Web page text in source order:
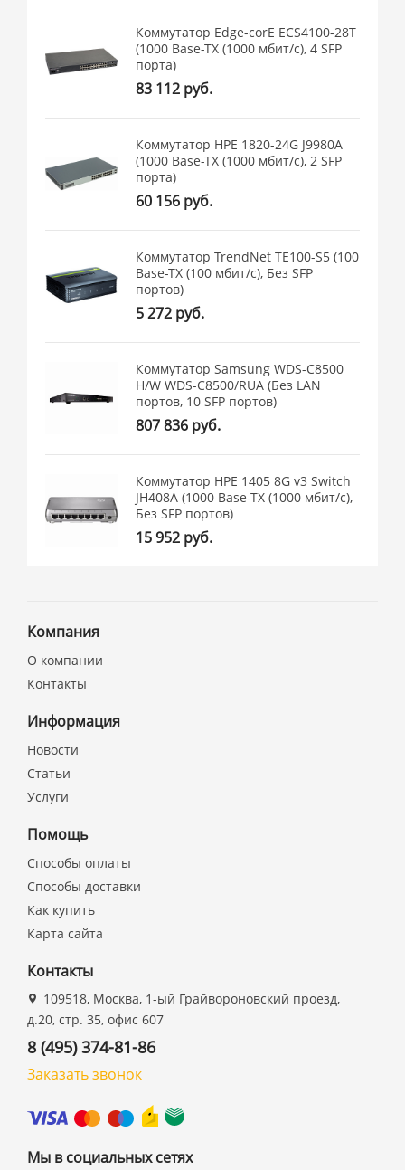
Коммутатор Edge-corE ECS4100-28T
(1000 Base-TX (1000 мбит/с), 4 SFP
порта)
83 112 руб.
Коммутатор HPE 1820-24G J9980A
(1000 Base-TX (1000 мбит/с), 2 SFP
порта)
60 156 руб.
Коммутатор TrendNet TE100-S5 (100
Base-TX (100 мбит/с), Без SFP
портов)
5 272 руб.
Коммутатор Samsung WDS-C8500
H/W WDS-C8500/RUA (Без LAN
портов, 10 SFP портов)
807 836 руб.
Коммутатор HPE 1405 8G v3 Switch
JH408A (1000 Base-TX (1000 мбит/с),
Без SFP портов)
15 952 руб.
Компания
О компании
Контакты
Информация
Новости
Статьи
Услуги
Помощь
Способы оплаты
Способы доставки
Как купить
Карта сайта
Контакты
109518, Москва, 1-ый Грайвороновский проезд,
д.20, стр. 35, офис 607
8 (495) 374-81-86
Заказать звонок
Мы в социальных сетях